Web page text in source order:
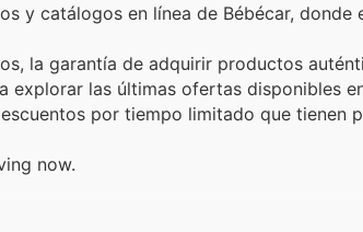
y catálogos en línea de Bébécar, donde
la garantía de adquirir productos
explorar las últimas ofertas disponibles
por tiempo limitado que tienen
now.